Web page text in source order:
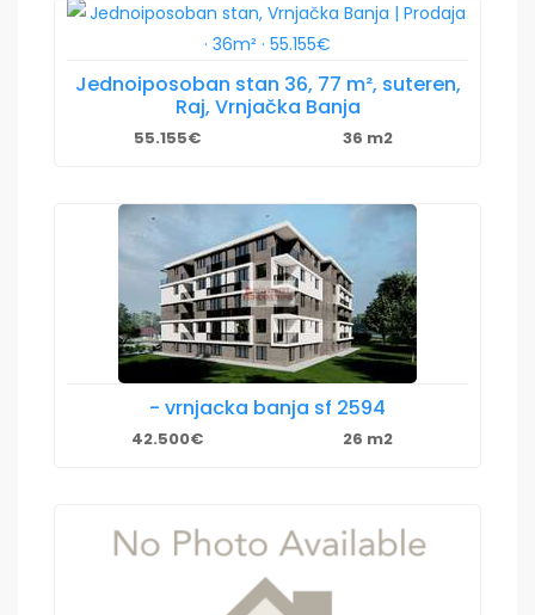
Jednoiposoban stan 36, 77 m², suteren,
Raj, Vrnjačka Banja
55.155€ 36 m2
- vrnjacka banja sf 2594
42.500€ 26 m2